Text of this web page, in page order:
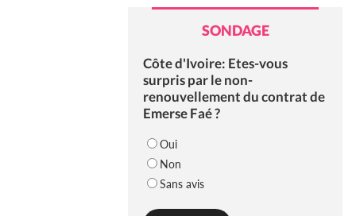
SONDAGE
Côte d'Ivoire: Etes-vous
surpris par le non-
renouvellement du contrat de
Emerse Faé ?
Oui
Non
Sans avis